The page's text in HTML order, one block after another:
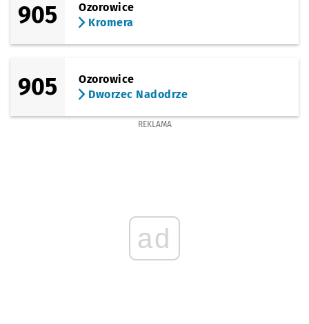
905
Ozorowice
Kromera
905
Ozorowice
Dworzec Nadodrze
REKLAMA
ad